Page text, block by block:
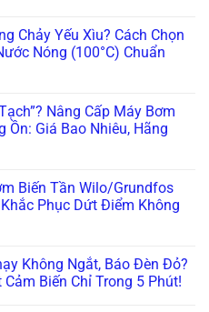
Chảy Yếu Xìu? Cách Chọn
Nóng (100°C) Chuẩn
Nâng Cấp Máy Bơm
Ồn: Giá Bao Nhiêu, Hãng
Biến Tần Wilo/Grundfos
Phục Dứt Điểm Không
Không Ngắt, Báo Đèn Đỏ?
Biến Chỉ Trong 5 Phút!